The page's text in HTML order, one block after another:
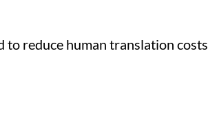
reduce human translation costs